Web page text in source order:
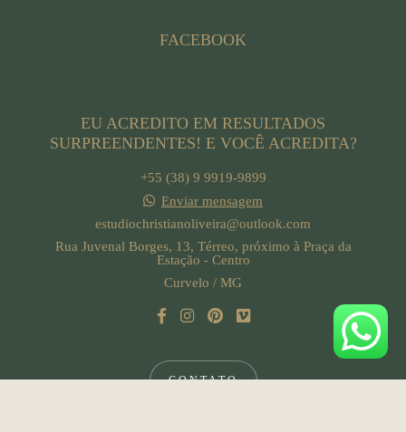
FACEBOOK
EU ACREDITO EM RESULTADOS
SURPREENDENTES! E VOCÊ ACREDITA?
+55 (38) 9 9919-9899
Enviar mensagem
estudiochristianoliveira@outlook.com
Rua Juvenal Borges, 13, Térreo, próximo à Praça da
Estação - Centro
Curvelo / MG
CONTATO